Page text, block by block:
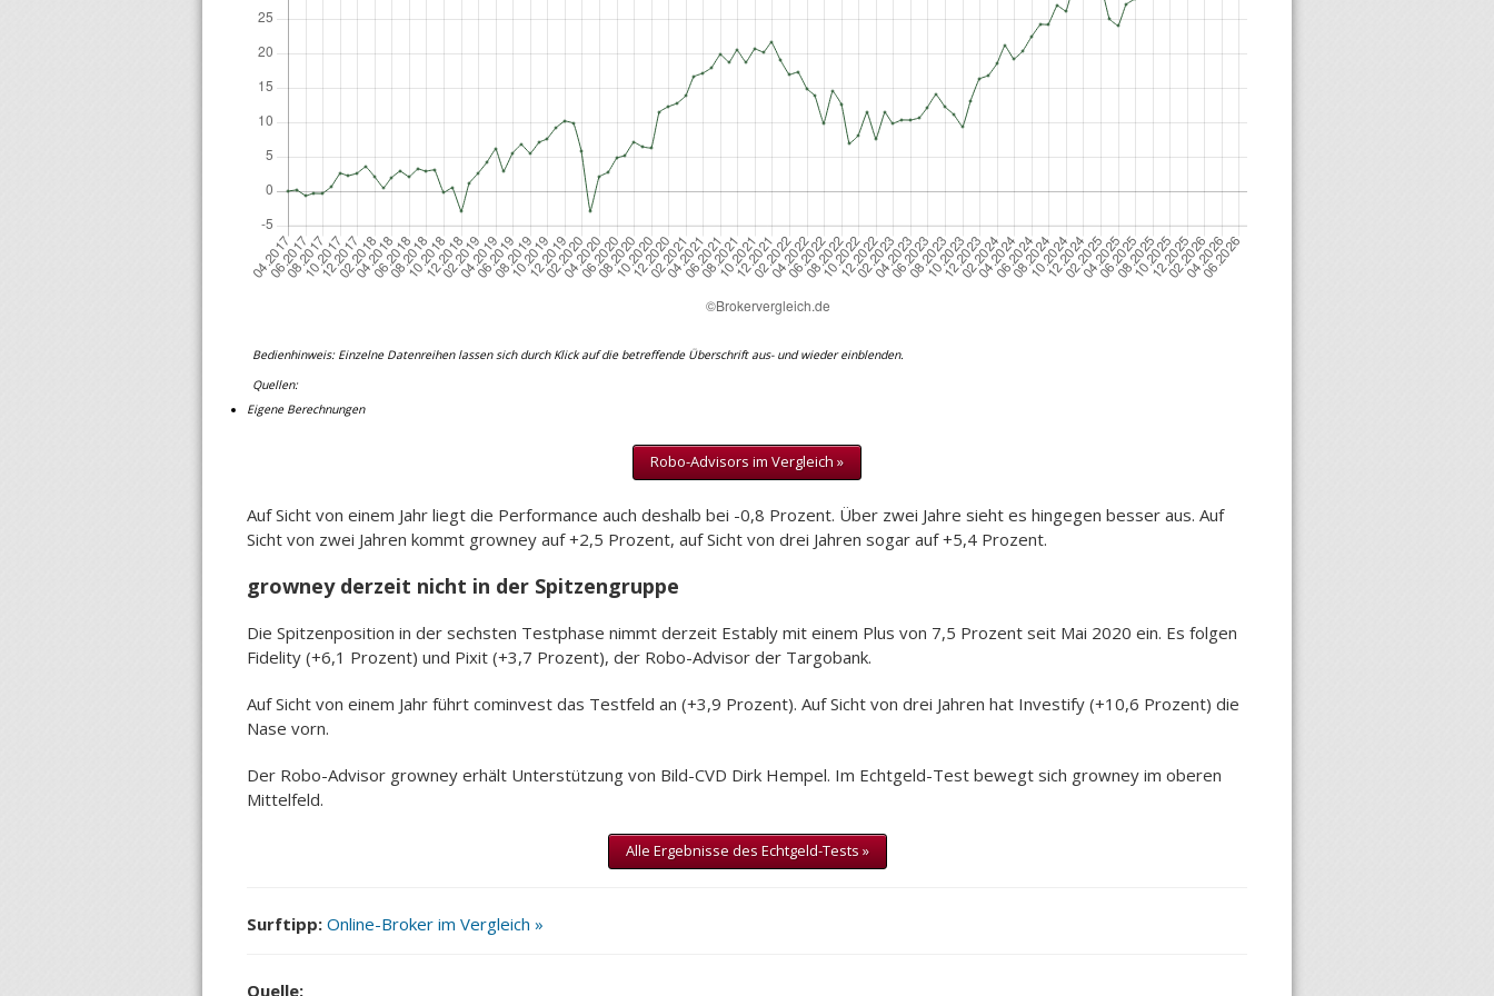
Bedienhinweis: Einzelne Datenreihen lassen sich durch Klick auf die betreffende Überschrift aus- und wieder einblenden.
Quellen:
Eigene Berechnungen
Robo-Advisors im Vergleich »
Auf Sicht von einem Jahr liegt die Performance auch deshalb bei -0,8 Prozent. Über zwei Jahre sieht es hingegen besser aus. Auf
Sicht von zwei Jahren kommt growney auf +2,5 Prozent, auf Sicht von drei Jahren sogar auf +5,4 Prozent.
growney derzeit nicht in der Spitzengruppe
Die Spitzenposition in der sechsten Testphase nimmt derzeit Estably mit einem Plus von 7,5 Prozent seit Mai 2020 ein. Es folgen
Fidelity (+6,1 Prozent) und Pixit (+3,7 Prozent), der Robo-Advisor der Targobank.
Auf Sicht von einem Jahr führt cominvest das Testfeld an (+3,9 Prozent). Auf Sicht von drei Jahren hat Investify (+10,6 Prozent) die
Nase vorn.
Der Robo-Advisor growney erhält Unterstützung von Bild-CVD Dirk Hempel. Im Echtgeld-Test bewegt sich growney im oberen
Mittelfeld.
Alle Ergebnisse des Echtgeld-Tests »
Surftipp: Online-Broker im Vergleich »
Quelle: